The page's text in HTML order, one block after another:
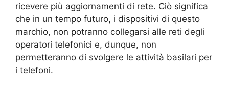
ricevere più aggiornamenti di rete. Ciò significa
che in un tempo futuro, i dispositivi di questo
marchio, non potranno collegarsi alle reti degli
operatori telefonici e, dunque, non
permetteranno di svolgere le attività basilari per
i telefoni.